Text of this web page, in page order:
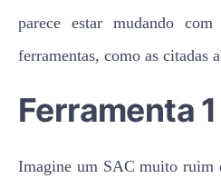
parece estar mudando
ferramentas, como as citadas
Ferramenta
Imagine um SAC muito ruim